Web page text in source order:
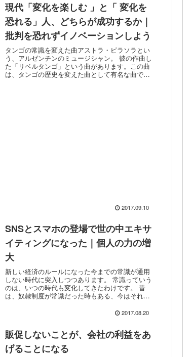
現代「変化を楽しむ 」と「 変化を
恐れる」人、どちらが成功するか｜
批判を恐れずイノベーションしよう
タンゴの常識を変えた曲アストラ・ピラソラとい
う、アルゼンチンのミュージシャン。 彼の作曲し
た「リベルタンゴ」という曲があります。この曲
は、タンゴの歴史を変えた曲として有名な曲で
2017.09.10
SNSとスマホの登場で世の中エキサ
イティングになった｜個人の力の増
大
新しい経済のルールになった今までの常識が通用
しない時代に突入しつつあります。 常識っていう
のは、いつの時代も変化してきたわけです。 昔
は、奴隷制度が常識だった時もある、今はそれは
2017.08.20
販促しないことが、会社の利益をあ
げることになる